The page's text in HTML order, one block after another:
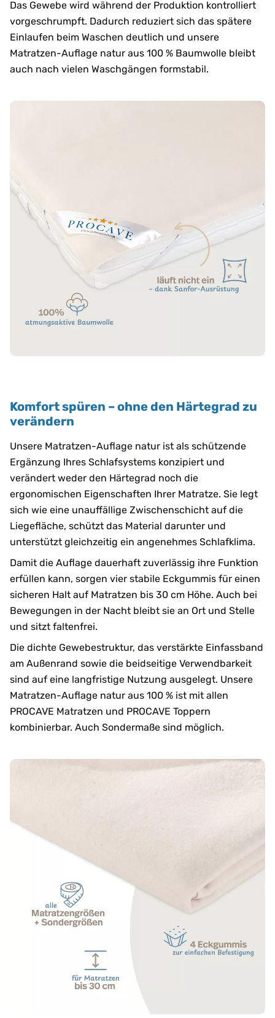
Das Gewebe wird während der Produktion kontrolliert
vorgeschrumpft. Dadurch reduziert sich das spätere
Einlaufen beim Waschen deutlich und unsere
Matratzen-Auflage natur aus 100 % Baumwolle bleibt
auch nach vielen Waschgängen formstabil.
Komfort spüren – ohne den Härtegrad zu
verändern
Unsere Matratzen-Auflage natur ist als schützende
Ergänzung Ihres Schlafsystems konzipiert und
verändert weder den Härtegrad noch die
ergonomischen Eigenschaften Ihrer Matratze. Sie legt
sich wie eine unauffällige Zwischenschicht auf die
Liegefläche, schützt das Material darunter und
unterstützt gleichzeitig ein angenehmes Schlafklima.
Damit die Auflage dauerhaft zuverlässig ihre Funktion
erfüllen kann, sorgen vier stabile Eckgummis für einen
sicheren Halt auf Matratzen bis 30 cm Höhe. Auch bei
Bewegungen in der Nacht bleibt sie an Ort und Stelle
und sitzt faltenfrei.
Die dichte Gewebestruktur, das verstärkte Einfassband
am Außenrand sowie die beidseitige Verwendbarkeit
sind auf eine langfristige Nutzung ausgelegt. Unsere
Matratzen-Auflage natur aus 100 % ist mit allen
PROCAVE Matratzen und PROCAVE Toppern
kombinierbar. Auch Sondermaße sind möglich.